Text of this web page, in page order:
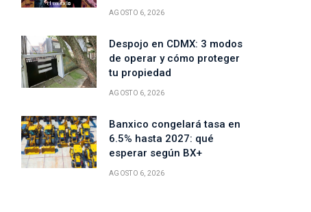
AGOSTO 6, 2026
Despojo en CDMX: 3 modos
de operar y cómo proteger
tu propiedad
AGOSTO 6, 2026
Banxico congelará tasa en
6.5% hasta 2027: qué
esperar según BX+
AGOSTO 6, 2026